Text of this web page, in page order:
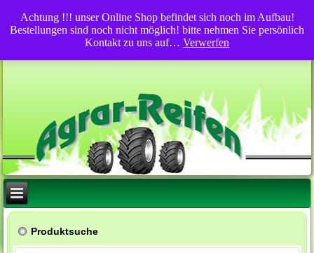
Produktsuche
Achtung !!! unser Online Shop befindet sich noch im Aufbau!
Bestellungen sind noch nicht möglich! bitte nehmen Sie persönlich
Kontakt zu uns auf… Verwerfen